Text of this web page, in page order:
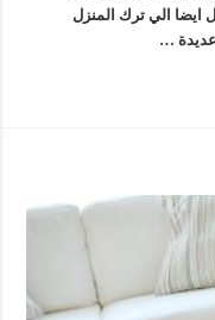
الي ترك المنزل
عديدة …